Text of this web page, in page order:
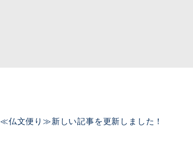
≪仏文便り≫新しい記事を更新しました！